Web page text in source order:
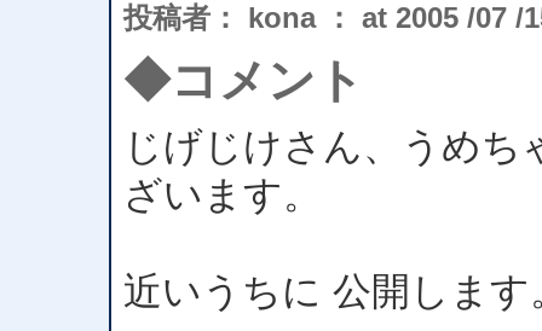
投稿者： kona ： at 2005 /07 /
◆コメント
じげじけさん、うめ
ざいます。
近いうちに 公開します